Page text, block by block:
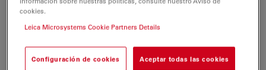
CERTIFICADOS
04.06.2012
cookies.
Leica Microsystems Cookie Partners Details
Configuración de cookies Aceptar todas las cookies